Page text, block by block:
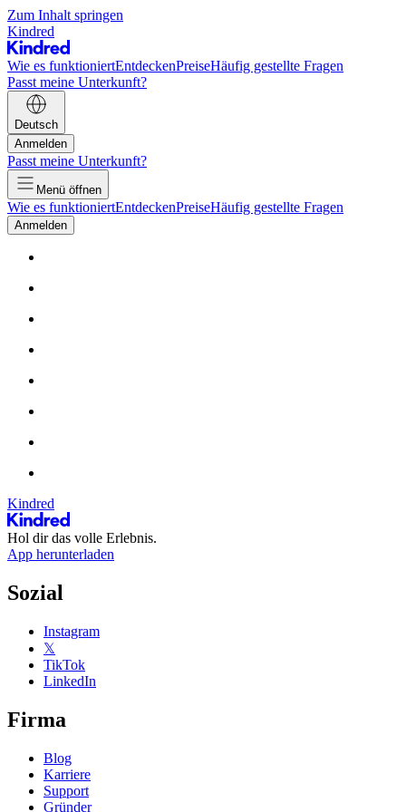
Zum Inhalt springen
Kindred
Wie es funktioniertEntdeckenPreiseHäufig gestellte Fragen
Passt meine Unterkunft?
Deutsch
Anmelden
Passt meine Unterkunft?
Menü öffnen
Wie es funktioniertEntdeckenPreiseHäufig gestellte Fragen
Anmelden
Kindred
Hol dir das volle Erlebnis.
App herunterladen
Sozial
Instagram
𝕏
TikTok
LinkedIn
Firma
Blog
Karriere
Support
Gründer